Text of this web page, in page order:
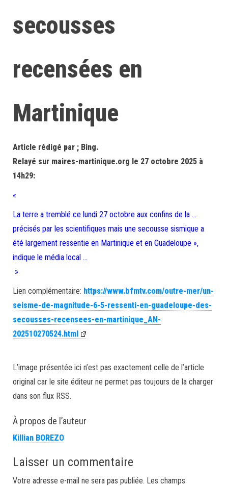
secousses
recensées en
Martinique
Article rédigé par ; Bing.
Relayé sur maires-martinique.org le 27 octobre 2025 à
14h29:
«
La terre a tremblé ce lundi 27 octobre aux confins de la …
précisés par les scientifiques mais une secousse sismique a
été largement ressentie en Martinique et en Guadeloupe »,
indique le média local …
»
Lien complémentaire: https://www.bfmtv.com/outre-mer/un-
seisme-de-magnitude-6-5-ressenti-en-guadeloupe-des-
secousses-recensees-en-martinique_AN-
202510270524.html
L’image présentée ici n’est pas exactement celle de l’article
original car le site éditeur ne permet pas toujours de la charger
dans son flux RSS.
À propos de l’auteur
Killian BOREZO
Laisser un commentaire
Votre adresse e-mail ne sera pas publiée. Les champs